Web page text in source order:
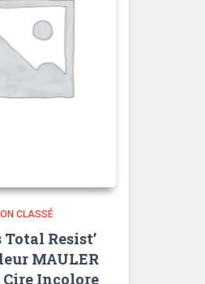
CLASSÉ
Resist’
MAULER
Cire Incolore